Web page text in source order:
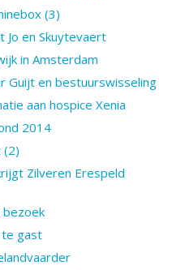
(3)
Jo en Skuytevaert
in Amsterdam
Guijt en bestuurswisseling
aan hospice Xenia
2014
(2)
Zilveren Erespeld
bezoek
te gast